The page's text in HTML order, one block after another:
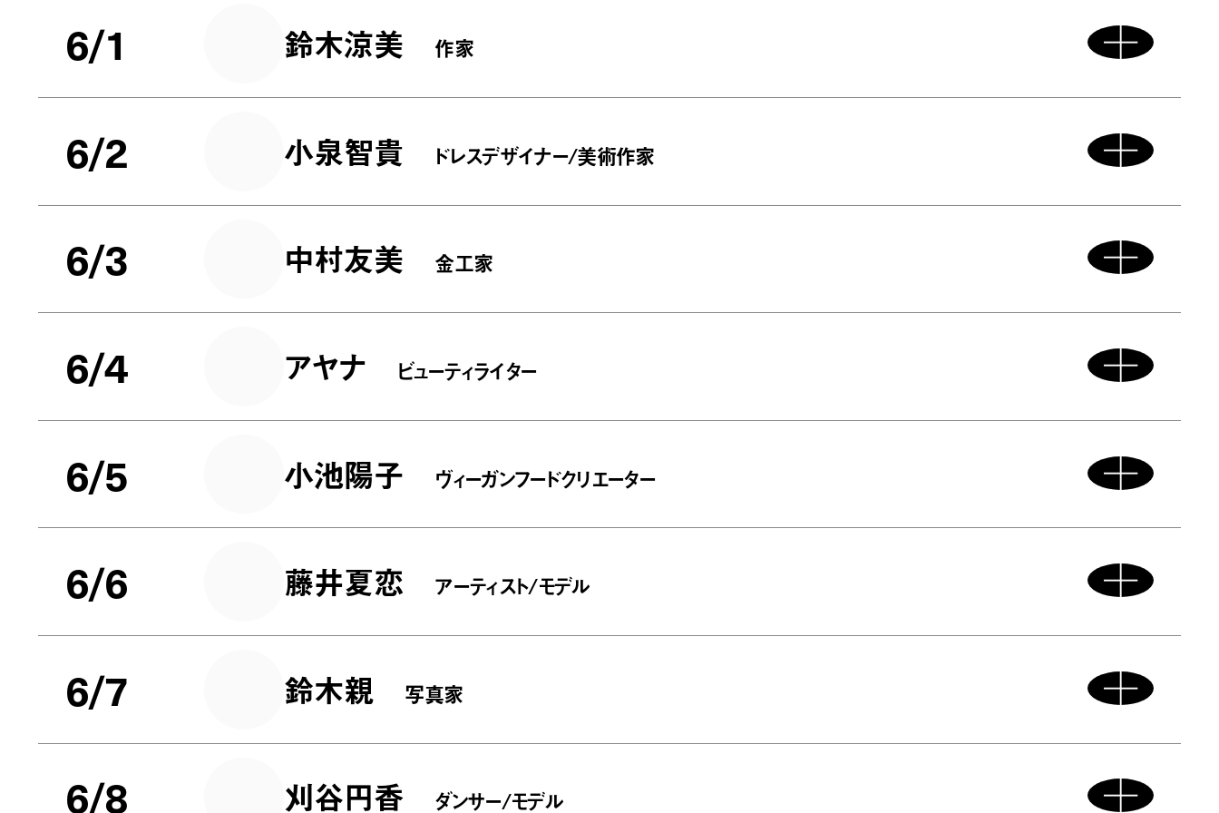
6/1 鈴木涼美 作家
6/2 小泉智貴 ドレスデザイナー/美術作家
6/3 中村友美 金工家
6/4 アヤナ ビューティライター
6/5 小池陽子 ヴィーガンフードクリエーター
6/6 藤井夏恋 アーティスト/モデル
6/7 鈴木親 写真家
6/8 刈谷円香 ダンサー/モデル